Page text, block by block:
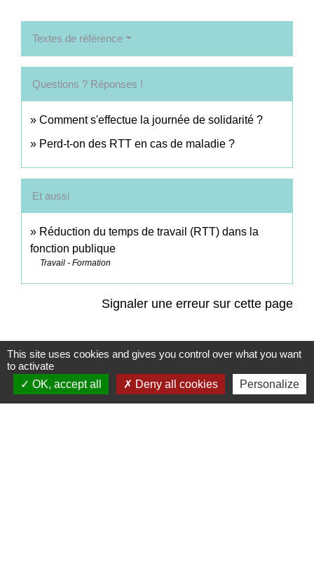
Textes de référence
Questions ? Réponses !
Comment s'effectue la journée de solidarité ?
Perd-t-on des RTT en cas de maladie ?
Et aussi
Réduction du temps de travail (RTT) dans la
fonction publique
Travail - Formation
Signaler une erreur sur cette page
Contacts
This site uses cookies and gives you control over what you want
to activate
OK, accept all
Deny all cookies Personalize